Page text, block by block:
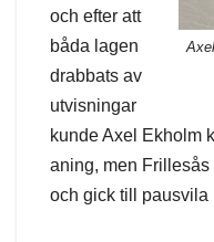
och efter att
båda lagen
drabbats av
utvisningar
kunde Axel Ekholm
aning, men
och gick till pausvila